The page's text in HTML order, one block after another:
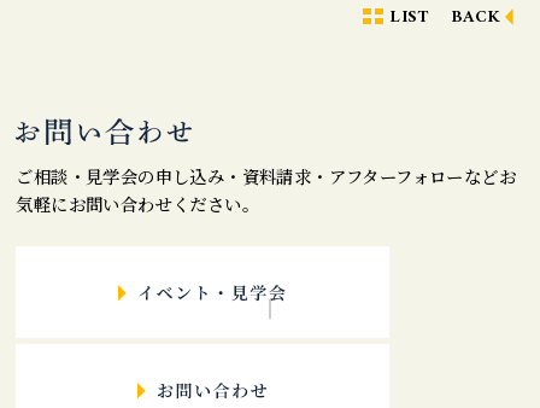
LIST BACK
ご相談・見学会の申し込み・資料請求・アフターフォローなどお
気軽にお問い合わせください。